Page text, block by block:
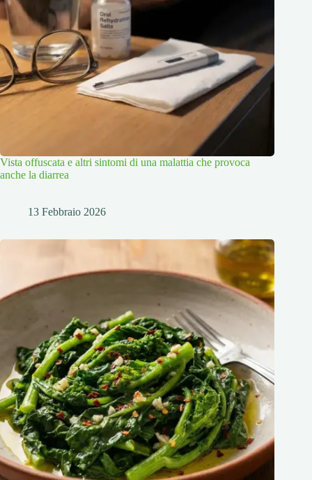
Vista offuscata e altri sintomi di una malattia che provoca
anche la diarrea
13 Febbraio 2026